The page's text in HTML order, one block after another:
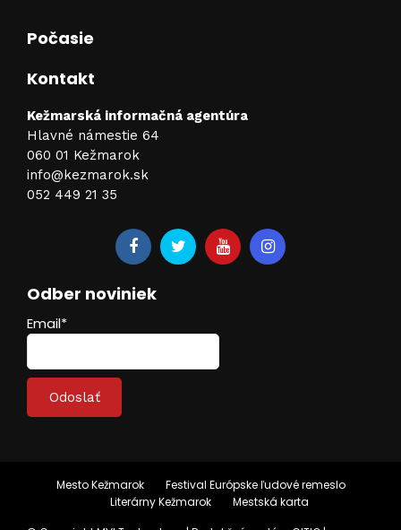
Počasie
Kontakt
Kežmarská informačná agentúra
Hlavné námestie 64
060 01 Kežmarok
info@kezmarok.sk
052 449 21 35
Odber noviniek
Email*
Mesto Kežmarok
Festival Európske ľudové remeslo
Literárny Kežmarok
Mestská karta